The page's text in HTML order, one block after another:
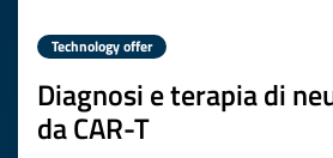
Technology offer
Diagnosi e terapia di
da CAR-T